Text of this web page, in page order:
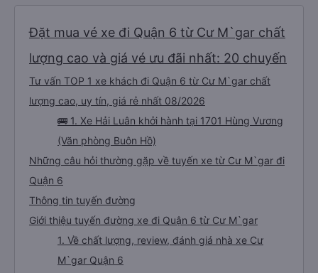
Đặt mua vé xe đi Quận 6 từ Cư M`gar chất
lượng cao và giá vé ưu đãi nhất: 20 chuyến
Tư vấn TOP 1 xe khách đi Quận 6 từ Cư M`gar chất
lượng cao, uy tín, giá rẻ nhất 08/2026
🚌 1. Xe Hải Luân khởi hành tại 1701 Hùng Vương
(Văn phòng Buôn Hồ)
Những câu hỏi thường gặp về tuyến xe từ Cư M`gar đi
Quận 6
Thông tin tuyến đường
Giới thiệu tuyến đường xe đi Quận 6 từ Cư M`gar
1. Về chất lượng, review, đánh giá nhà xe Cư
M`gar Quận 6